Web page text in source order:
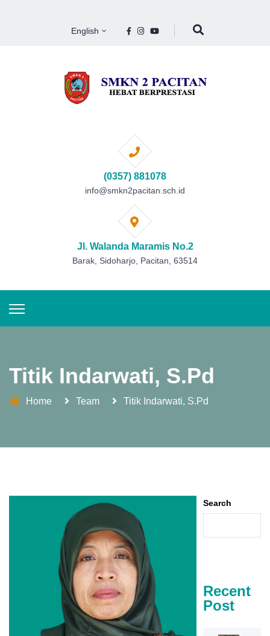
English
(0357) 881078
info@smkn2pacitan.sch.id
Jl. Walanda Maramis No.2
Barak, Sidoharjo, Pacitan, 63514
Titik Indarwati, S.Pd
Home Team Titik Indarwati, S.Pd
Search
Recent
Post